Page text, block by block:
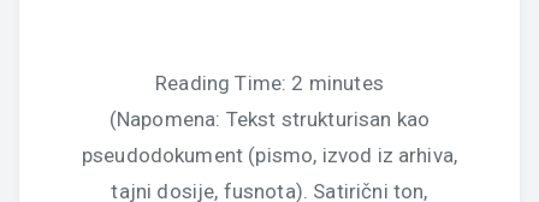
Reading Time: 2 minutes
(Napomena: Tekst strukturisan kao
pseudodokument (pismo, izvod iz arhiva,
tajni dosije, fusnota). Satirični ton,